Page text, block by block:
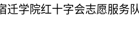
迁学院红十字会志愿服务